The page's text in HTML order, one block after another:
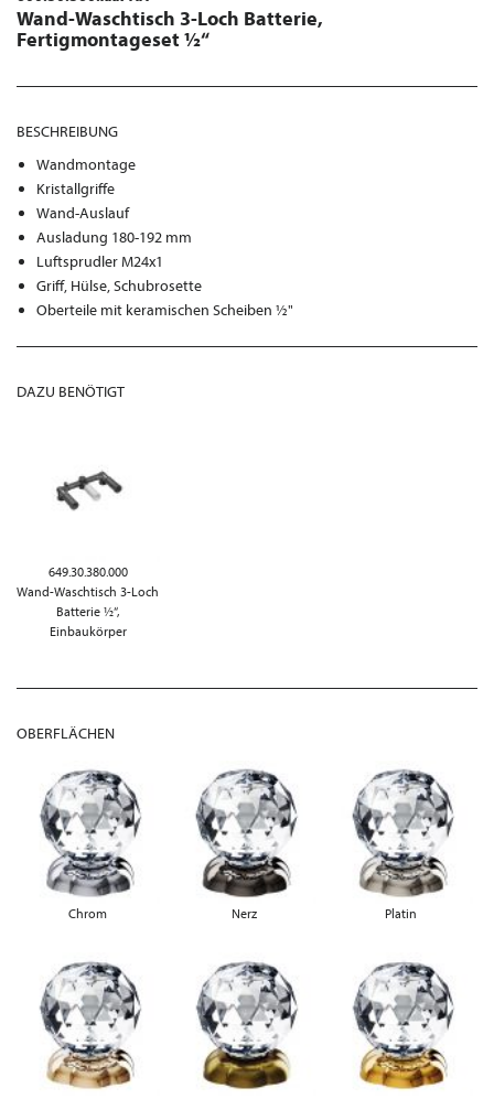
Wand-Waschtisch 3-Loch Batterie,
Fertigmontageset ½“
BESCHREIBUNG
Wandmontage
Kristallgriffe
Wand-Auslauf
Ausladung 180-192 mm
Luftsprudler M24x1
Griff, Hülse, Schubrosette
Oberteile mit keramischen Scheiben ½"
DAZU BENÖTIGT
649.30.380.000
Wand-Waschtisch 3-Loch
Batterie ½“,
Einbaukörper
OBERFLÄCHEN
Chrom Nerz Platin